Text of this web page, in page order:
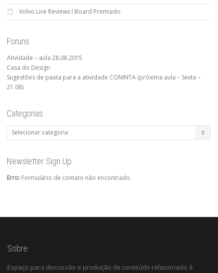
Volvo Live Reviews l Board Premiado
Foruns
Atividade – aula 28.08.2015
Casa do Design
Sugestões de pauta para a atividade CONINTA (próxima aula – Sexta –
21.08)
Categorias
Categorias
Newsletter Sign Up
Erro: Formulário de contato não encontrado.
Sobre
Espaço para discussão e produção de conteúdo relacionado à